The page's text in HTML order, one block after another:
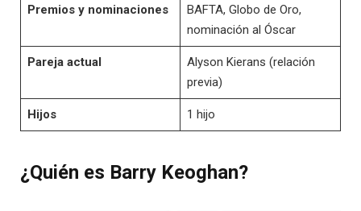
Premios y nominaciones
BAFTA, Globo de Oro,
nominación al Óscar
Pareja actual
Alyson Kierans (relación
previa)
Hijos 1 hijo
¿Quién es Barry Keoghan?